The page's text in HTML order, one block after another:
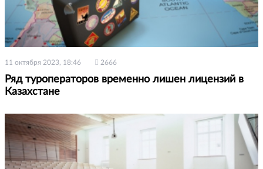
11 октября 2023, 18:46 2666
Ряд туроператоров временно лишен лицензий в
Казахстане